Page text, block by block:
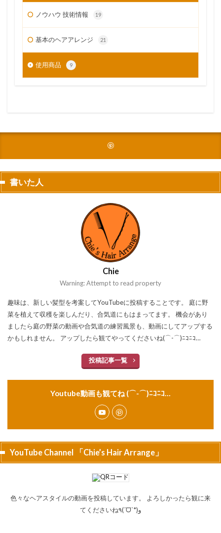
ノウハウ 技術情報 19
基本のヘアアレンジ 21
使用商品 9
書いた人
Chie
Warning: Attempt to read property
趣味は、新しい髪型を考案してYouTubeに投稿することです。 庭に野
菜を植えて収穫を楽しんだり、合気道にもはまってます。 機会があり
ましたら庭の野菜の動画や合気道の練習風景も、動画にしてアップする
かもしれません。 アップしたら観てやってくださいね(⌒-⌒)ﾆｺﾆｺ…
投稿記事一覧
Youtube動画も観てね (⌒-⌒)ﾆｺﾆｺ…
YouTube Channel 「Chie’s Hair Arrange」
色々なヘアスタイルの動画を投稿しています。 よろしかったら観に来
てくださいね٩(ˊᗜˋ*)و